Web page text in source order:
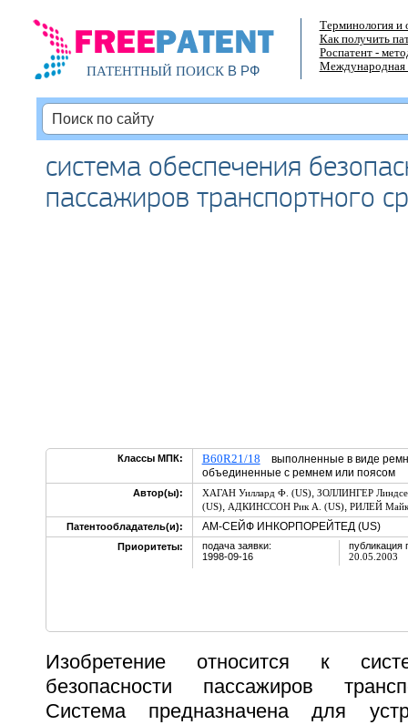
ПАТЕНТНЫЙ ПОИСКВ РФ
Терминология и
Как получить
Роспатент -
Международная
система обеспечения
пассажиров транспортного
Классы МПК: B60R21/18 выполненные в виде
объединенные с ремнем или поясом
Автор(ы): ХАГАН Уиллард Ф. (US), ЗОЛЛИНГЕР
(US), АДКИНССОН Рик А. (US), РИЛЕЙ
Патентообладатель(и):
АМ-СЕЙФ ИНКОРПОРЕЙТЕД (US)
Приоритеты:
подача заявки:
1998-09-16
публикация
20.05.2003
Изобретение относится к
безопасности пассажиров
Система предназначена для